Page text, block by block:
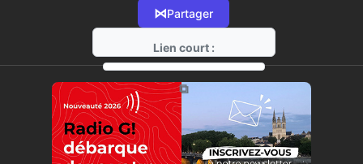
⋈Partager
Lien court :
https://radio-g.fr?17642
⧉